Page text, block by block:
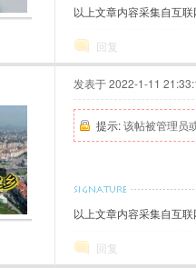
以上文章内容采集自互
回复
发表于 2022-1-11
提示:该帖被管理员
以上文章内容采集自互
回复